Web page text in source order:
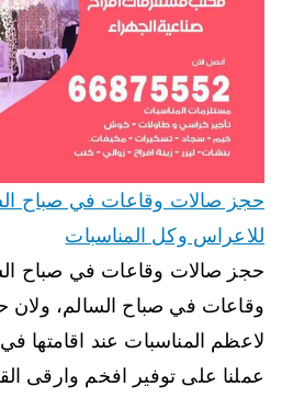
للاعراس وكل المناسبات
حجز صالات وقاعات في صباح
وقاعات في صباح السالم، ولان
لاعظم المناسبات عند اقامتها
عملنا على توفير افخم وارقى